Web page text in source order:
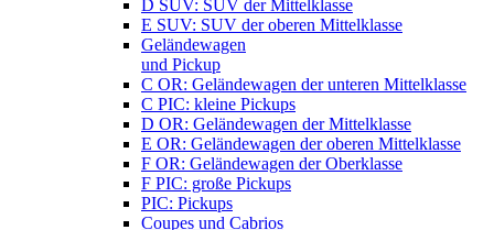
D SUV: SUV der Mittelklasse
E SUV: SUV der oberen Mittelklasse
Geländewagen
und Pickup
C OR: Geländewagen der unteren Mittelklasse
C PIC: kleine Pickups
D OR: Geländewagen der Mittelklasse
E OR: Geländewagen der oberen Mittelklasse
F OR: Geländewagen der Oberklasse
F PIC: große Pickups
PIC: Pickups
Coupes und Cabrios